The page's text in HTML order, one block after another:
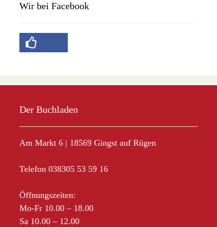
Wir bei Facebook
Der Buchladen
Am Markt 6 | 18569 Gingst auf Rügen
Telefon 038305 53 59 16
Öffnungszeiten:
Mo-Fr 10.00 – 18.00
Sa 10.00 – 12.00